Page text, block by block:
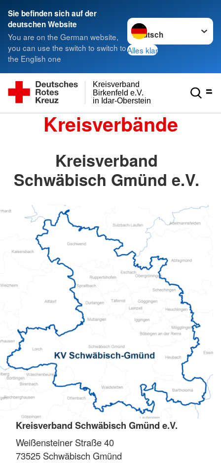
Sie befinden sich auf der
deutschen Website
You are on the German website,
you can use the switch to switch to
the English one
Sprache wechseln zu
Alles klar
in Idar-Oberstein
Birkenfeld e.V.
Kreisverband
Kreisverbände
Kreisverband
Schwäbisch Gmünd e.V.
Kreisverband Schwäbisch Gmünd e.V.
Weißensteiner Straße 40
73525 Schwäbisch Gmünd